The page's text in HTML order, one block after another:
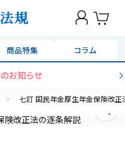
商品特集 コラム
お知らせ
> 七訂 国民年金厚生年金保険改正